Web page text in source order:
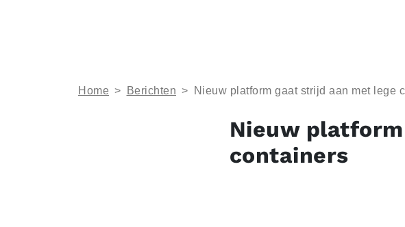
Home > Berichten > Nieuw platform gaat strijd aan met lege
Nieuw
containers